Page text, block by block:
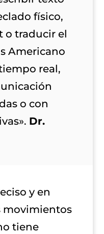
físico,
o traducir el
Americano
real,
o con
Dr.
y en
movimientos
tiene